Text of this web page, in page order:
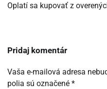
Oplatí sa kupovať z
Pridaj komentár
Vaša e-mailová adresa
polia sú označené *